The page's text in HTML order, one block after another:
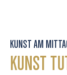
KUNST AM
KUNST